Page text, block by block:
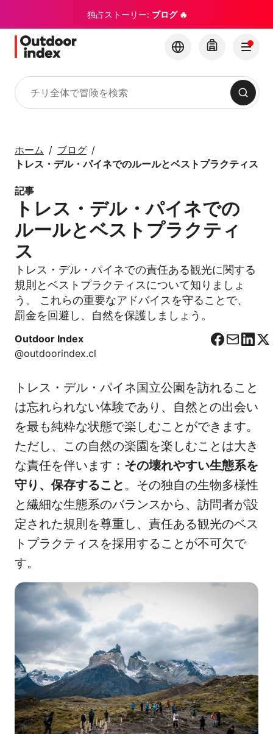
独占ストーリー: ブログ 🔥
検索
ホーム
ブログ
トレス・デル・パイネでのルールとベストプラクティス
記事
トレス・デル・パイネでの
ルールとベストプラクティ
ス
トレス・デル・パイネでの責任ある観光に関する
規則とベストプラクティスについて知りましょ
う。 これらの重要なアドバイスを守ることで、
罰金を回避し、自然を保護しましょう。
Outdoor Index
@outdoorindex.cl
F
e
b
o
k
C
r
e
L
k
e
I
n
X
トレス・デル・パイネ国立公園を訪れること
は忘れられない体験であり、自然との出会い
を最も純粋な状態で楽しむことができます。
ただし、この自然の楽園を楽しむことは大き
な責任を伴います： その壊れやすい生態系を
守り、保存すること 。その独自の生物多様性
と繊細な生態系のバランスから、訪問者が設
定された規則を尊重し、責任ある観光のベス
トプラクティスを採用することが不可欠で
す。
とその隠れた名所を探
索